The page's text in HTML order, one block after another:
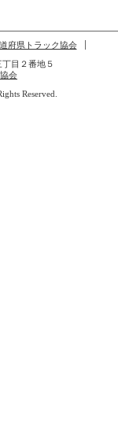
府県トラック協会
目２番地５
会
Reserved.